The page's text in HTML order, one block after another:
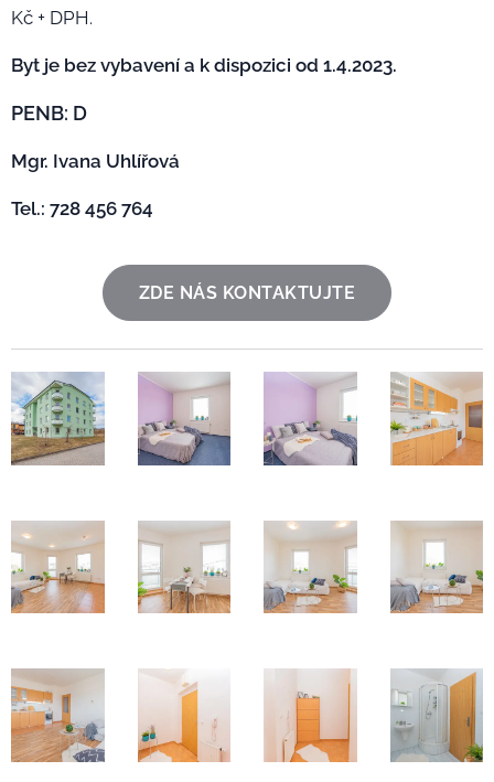
Kč + DPH.
Byt je bez vybavení a k dispozici od 1.4.2023.
PENB: D
Mgr. Ivana Uhlířová
Tel.: 728 456 764
ZDE NÁS KONTAKTUJTE